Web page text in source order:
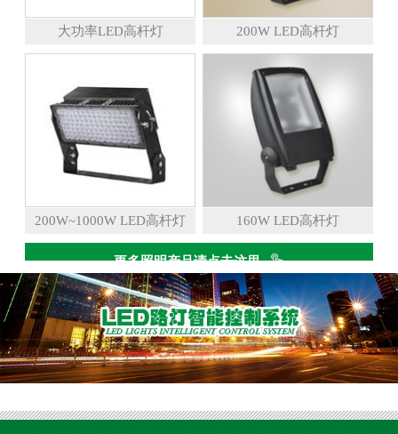
大功率LED高杆灯 200W LED高杆灯
200W~1000W LED高杆灯 160W LED高杆灯
更多照明产品请点击这里